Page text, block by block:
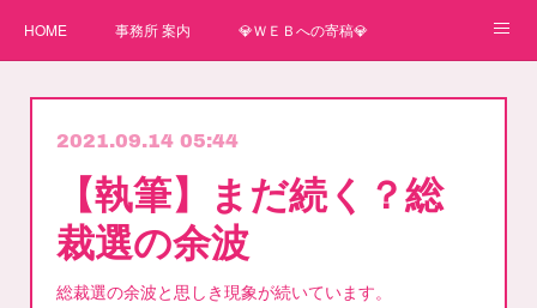
HOME 事務所 案内 💎ＷＥＢへの寄稿💎
弊事務所へのお問い合わせ講師
2021.09.14 05:44
【執筆】まだ続く？総
裁選の余波
総裁選の余波と思しき現象が続いています。